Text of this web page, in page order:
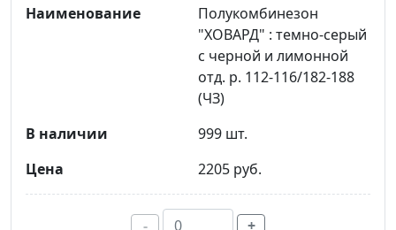
Полукомбинезон
"ХОВАРД" : темно-серый
с черной и лимонной
отд. р. 112-116/182-188
(ЧЗ)
999 шт.
2205 руб.
- +